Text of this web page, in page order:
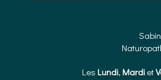
Les Lundi, Mardiet